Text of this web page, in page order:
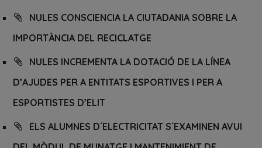
NULES CONSCIENCIA LA CIUTADANIA SOBRE LA
IMPORTÀNCIA DEL RECICLATGE
NULES INCREMENTA LA DOTACIÓ DE LA LÍNEA
D’AJUDES PER A ENTITATS ESPORTIVES I PER A
ESPORTISTES D’ELIT
ELS ALUMNES D´ELECTRICITAT S´EXAMINEN AVUI